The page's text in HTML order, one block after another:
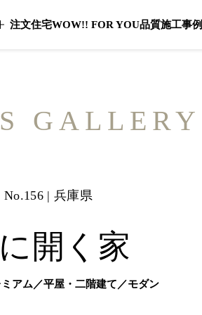
モレスプレミアムのメニューを開く
注文住宅WOW!! FOR YOU品質施工事例
GALLERY
No.156 | 兵庫県
開く家
アム／平屋・二階建て／モダン